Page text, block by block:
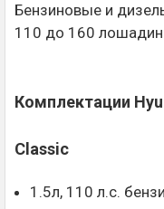
Бензиновые и
110 до 160
Комплектации
Classic
1.5л, 110 л.с.